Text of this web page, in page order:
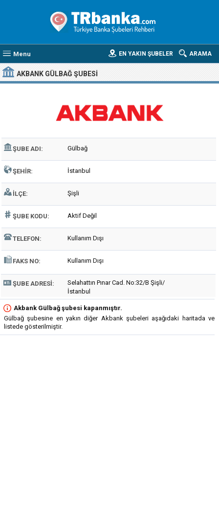
Menu ARAMA
EN YAKIN ŞUBELER
AKBANK GÜLBAĞ ŞUBESI
ŞUBE ADI: Gülbağ
ŞEHIR: İstanbul
İLÇE: Şişli
ŞUBE KODU: Aktif Değil
TELEFON: Kullanım Dışı
FAKS NO: Kullanım Dışı
ŞUBE ADRESI:
Selahattın Pınar Cad. No:32/B Şişli/
İstanbul
Akbank Gülbağ şubesi kapanmıştır.
Gülbağ şubesine en yakın diğer Akbank şubeleri aşağıdaki haritada ve
listede gösterilmiştir.